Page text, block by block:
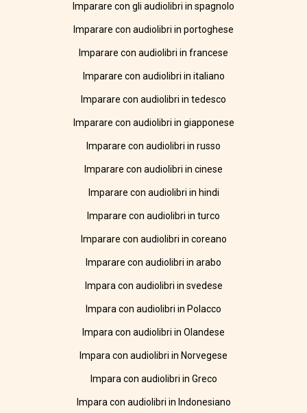
Imparare con gli audiolibri in spagnolo
Imparare con audiolibri in portoghese
Imparare con audiolibri in francese
Imparare con audiolibri in italiano
Imparare con audiolibri in tedesco
Imparare con audiolibri in giapponese
Imparare con audiolibri in russo
Imparare con audiolibri in cinese
Imparare con audiolibri in hindi
Imparare con audiolibri in turco
Imparare con audiolibri in coreano
Imparare con audiolibri in arabo
Impara con audiolibri in svedese
Impara con audiolibri in Polacco
Impara con audiolibri in Olandese
Impara con audiolibri in Norvegese
Impara con audiolibri in Greco
Impara con audiolibri in Indonesiano